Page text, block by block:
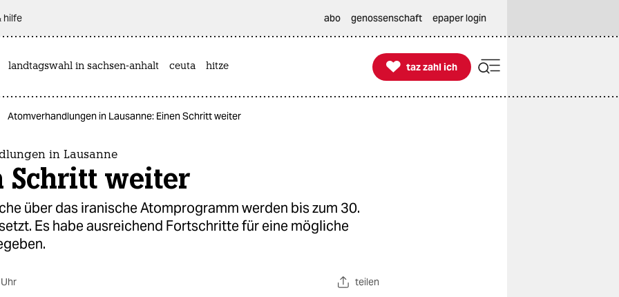
hilfe abo genossenschaft epaper login
landtagswahl in sachsen-anhalt ceuta hitze 
taz zahl ich
taz zahl ich
Atomverhandlungen in Lausanne: Einen Schritt weiter
in Lausanne
Schritt weiter
über das iranische Atomprogramm werden bis zum 30.
Es habe ausreichend Fortschritte für eine mögliche
teilen